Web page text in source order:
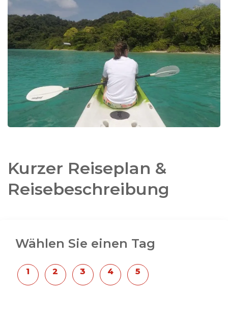
Schnorchelplätzen
, die voll mit buntem Korallen
und tropischen Fischen sind. Sie können kajaken
und es werden regelmäßig Schnorchelausflüge
organisiert. Die Insel wird stark von Thais aus der
nahegelegenen thailändischen Grenzstadt
Ranong besucht. Wenn Sie
mehr Ruhe wünschen,
empfehlen wir Ihnen einen Aufenthalt auf der
gegenüberliegendenMcLeod Insel
. Mehr Natur
(Nashornvögel!)
, eine wunderschöne Bucht und
ein Strand, aber beachten Sie, dass die Unterkünfte
einfacher sind.
Kurzer Reiseplan &
Reisebeschreibung
Wählen Sie einen Tag